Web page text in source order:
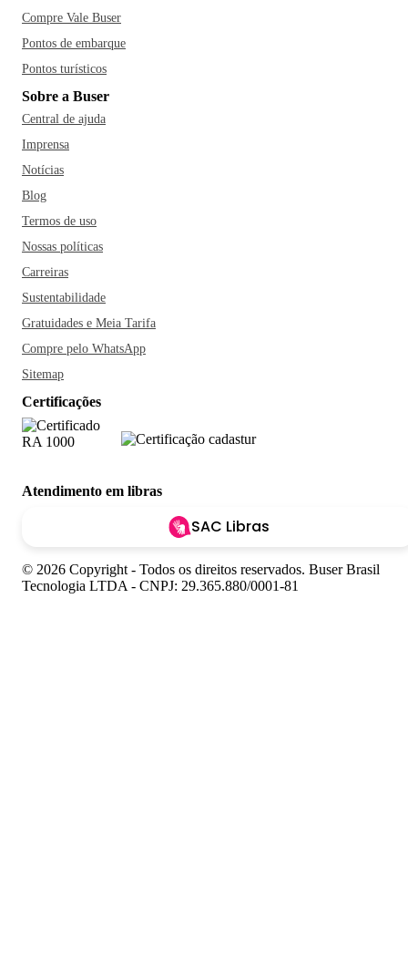
Compre Vale Buser
Pontos de embarque
Pontos turísticos
Sobre a Buser
Central de ajuda
Imprensa
Notícias
Blog
Termos de uso
Nossas políticas
Carreiras
Sustentabilidade
Gratuidades e Meia Tarifa
Compre pelo WhatsApp
Sitemap
Certificações
Atendimento em libras
SAC Libras
© 2026 Copyright - Todos os direitos reservados. Buser Brasil
Tecnologia LTDA - CNPJ: 29.365.880/0001-81